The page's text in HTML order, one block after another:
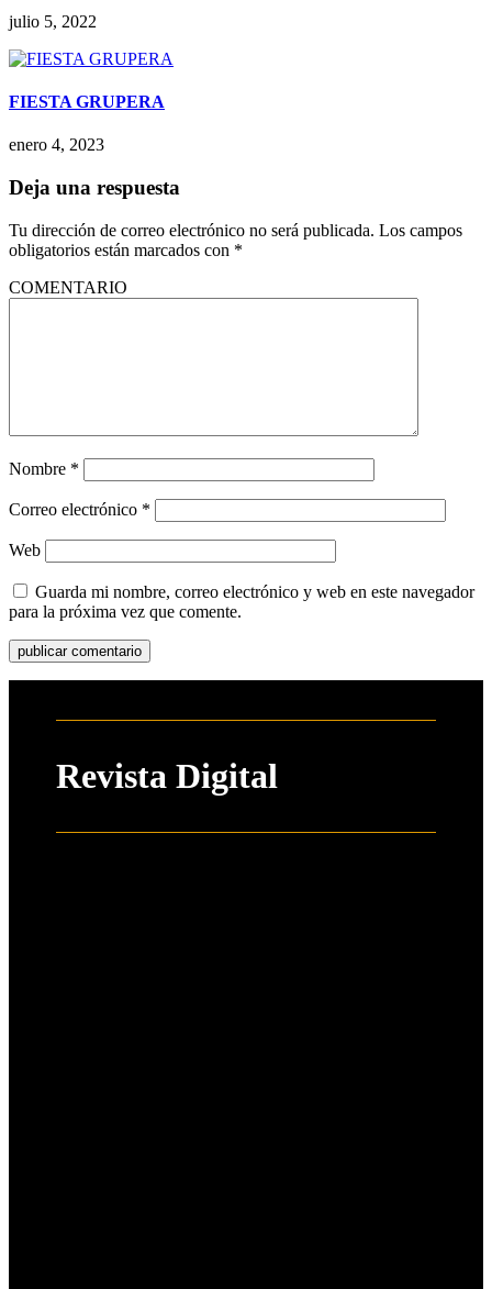
julio 5, 2022
FIESTA GRUPERA
enero 4, 2023
Deja una respuesta
Tu dirección de correo electrónico no será publicada. Los campos
obligatorios están marcados con *
COMENTARIO
Nombre *
Correo electrónico *
Web
Guarda mi nombre, correo electrónico y web en este navegador
para la próxima vez que comente.
Revista Digital